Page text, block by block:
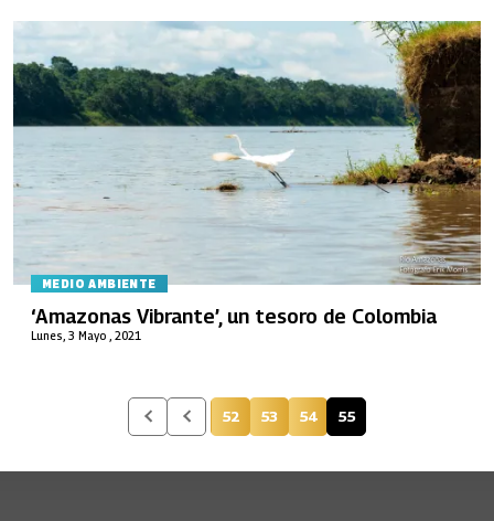
MEDIO AMBIENTE
Lunes, 3 Mayo , 2021
‘Amazonas Vibrante’, un tesoro de Colombia
Página
52 Página
53 Página
54 Página actual
55